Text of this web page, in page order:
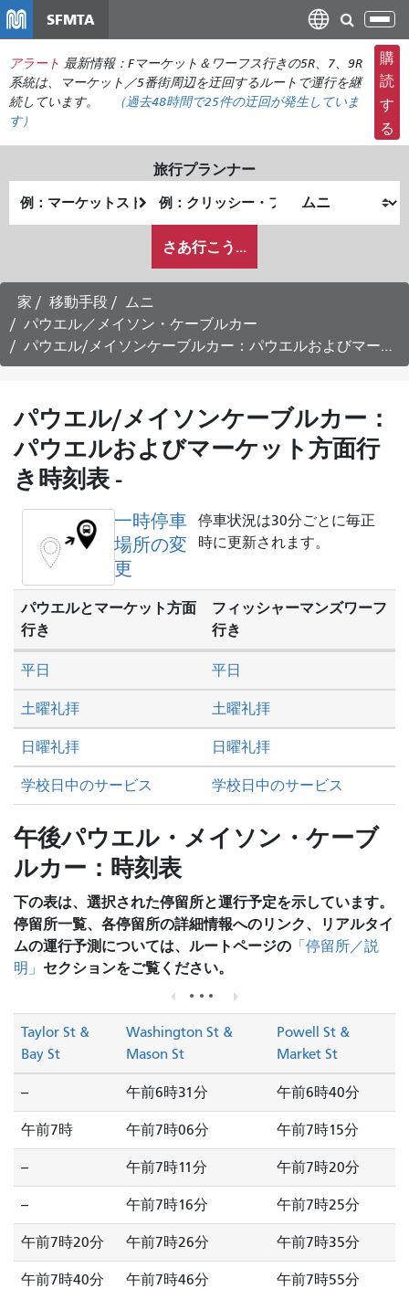
ン
コ
ン
ン
ツ
移
SFMTA
ナ
ビ
ゲ
ー
シ
ョ
の
切
り
え
アラート 最新情報：Fマーケット＆ワーフス行きの5R、7、9R
系統は、マーケット／5番街周辺を迂回するルートで運行を継
続しています。
（過去48時間で25件の迂回が発生していま
す）
購
読
す
る
旅行プランナー
出
発
終
了
が
ど
よ
う
に
し
た
い
さあ行こう...
家 移動手段
ムニ
パウエル／メイソン・ケーブルカー
パウエル/メイソンケーブルカー：パウエルおよびマーケット方面行き時刻表 -
パウエル/メイソンケーブルカー：
パウエルおよびマーケット方面行
き時刻表 -
一時停車
場所の変
更
停車状況は30分ごとに毎正
時に更新されます。
パウエルとマーケット方面
行き
フィッシャーマンズワーフ
行き
土曜礼拝 土曜礼拝
日曜礼拝 日曜礼拝
平日 平日
学校日中のサービス 学校日中のサービス
午後パウエル・メイソン・ケーブ
ルカー：時刻表
下の表は、選択された停留所と運行予定を示しています。
停留所一覧、各停留所の詳細情報へのリンク、リアルタイ
ムの運行予測については、ルートページの 「停留所／説
明」 セクションをご覧ください。
Taylor St &
Bay St
Washington St &
Mason St
Powell St &
Market St
-- 午前6時31分 午前6時40分
午前7時 午前7時06分 午前7時15分
-- 午前7時11分 午前7時20分
-- 午前7時16分 午前7時25分
午前7時20分 午前7時26分 午前7時35分
午前7時40分 午前7時46分 午前7時55分